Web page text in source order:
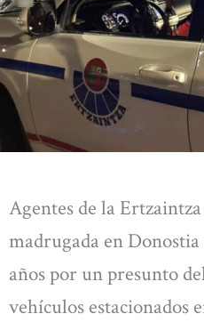
Agentes de la
madrugada en
años por un presunto
vehículos estacionados